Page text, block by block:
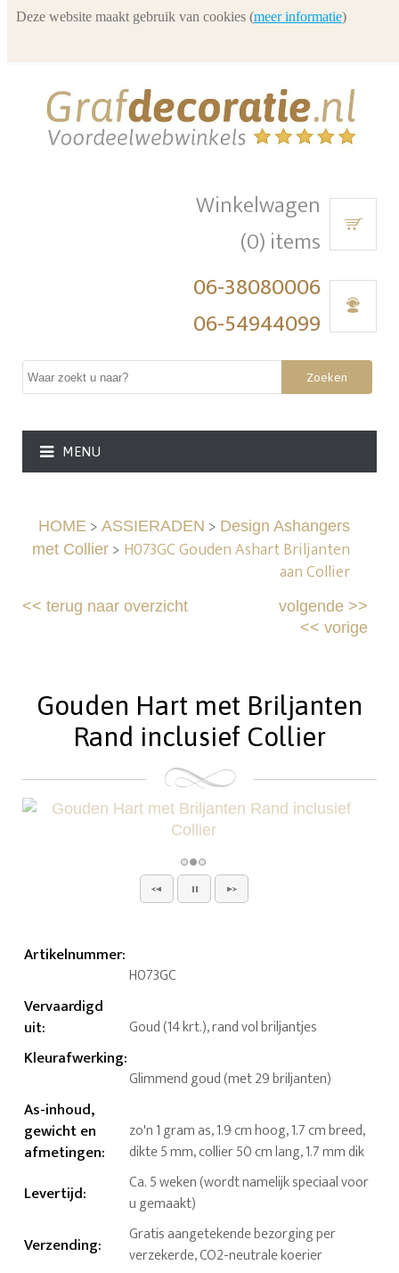
Winkelwagen
(0) items
06-38080006
06-54944099
Zoeken
MENU
HOME> ASSIERADEN > Design Ashangers
met Collier> H073GC Gouden Ashart Briljanten
aan Collier
<<terug naar overzicht volgende>>
<< vorige
Gouden Hart met Briljanten
Rand inclusief Collier
Artikelnummer:
H073GC
Vervaardigd
uit: Goud (14 krt.), rand vol briljantjes
Kleurafwerking:
Glimmend goud (met 29 briljanten)
As-inhoud,
gewicht en
afmetingen:
zo'n 1 gram as, 1.9 cm hoog, 1.7 cm breed,
dikte 5 mm, collier 50 cm lang, 1.7 mm dik
Levertijd:
Ca. 5 weken (wordt namelijk speciaal voor
u gemaakt)
Verzending:
Gratis aangetekende bezorging per
verzekerde, CO2-neutrale koerier
Deze website maakt gebruik van cookies (meer informatie)